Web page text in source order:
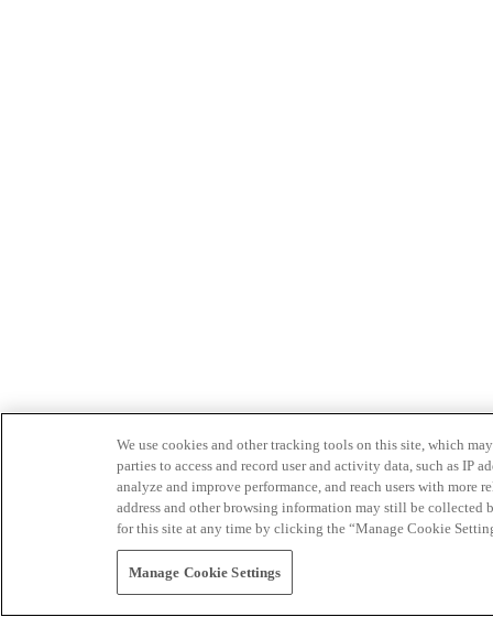
We use cookies and other tracking tools on this site, which
parties to access and record user and activity data, such as IP
analyze and improve performance, and reach users with
address and other browsing information may still be collected
for this site at any time by clicking the “Manage Cookie
Manage Cookie Settings